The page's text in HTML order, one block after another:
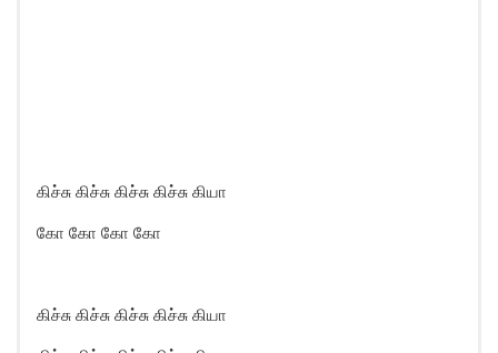
கிச்சு கிச்சு கிச்சு கிச்சு கியா
கோ கோ கோ கோ
கிச்சு கிச்சு கிச்சு கிச்சு கியா